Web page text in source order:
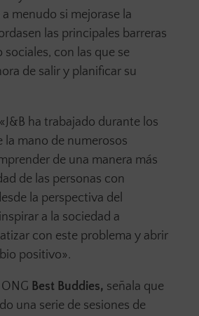
menudo si mejorase la
las principales barreras
con las que se
de salir y planificar su
ha trabajado durante los
la mano de numerosos
de una manera más
de las personas con
la perspectiva del
a la sociedad a
con este problema y abrir
positivo».
Best Buddies, señala que
una serie de sesiones de